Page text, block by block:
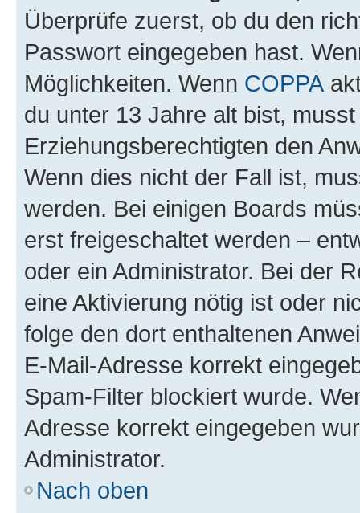
Überprüfe zuerst, ob du den
Passwort eingegeben hast.
Möglichkeiten. Wenn COPPA
du unter 13 Jahre alt bist,
Erziehungsberechtigten den
Wenn dies nicht der Fall ist,
werden. Bei einigen Boards
erst freigeschaltet werden –
oder ein Administrator. Bei der
eine Aktivierung nötig ist oder
folge den dort enthaltenen
E-Mail-Adresse korrekt
Spam-Filter blockiert wurde.
Adresse korrekt eingegeben
Administrator.
Nach oben